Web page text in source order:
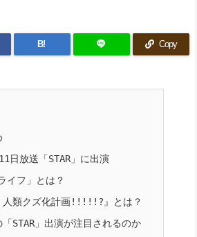
B! Copy
放送「STAR」に出演
イフ」とは？
人類クズ化計画!!!!!?』とは？
STAR」出演が注目されるのか